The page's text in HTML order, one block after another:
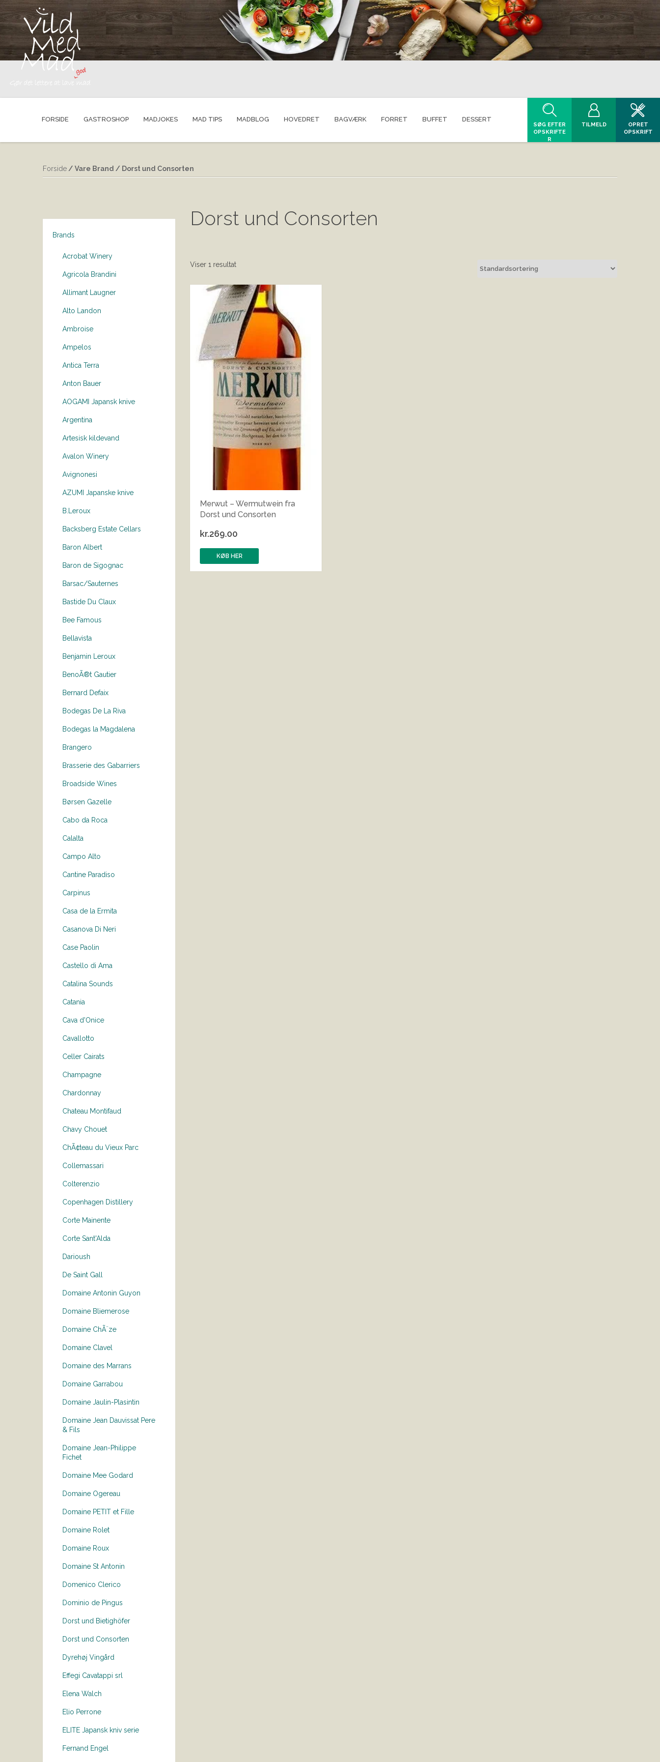
FORSIDE GASTROSHOP MADJOKES MAD TIPS MADBLOG HOVEDRET BAGVÆRK FORRET BUFFET DESSERT
SØG EFTER
OPSKRIFTE
R
TILMELD
OPRET
OPSKRIFT
Forside / Vare Brand / Dorst und Consorten
Brands
Acrobat Winery
Agricola Brandini
Allimant Laugner
Alto Landon
Ambroise
Ampelos
Antica Terra
Anton Bauer
AOGAMI Japansk knive
Argentina
Artesisk kildevand
Avalon Winery
Avignonesi
AZUMI Japanske knive
B.Leroux
Backsberg Estate Cellars
Baron Albert
Baron de Sigognac
Barsac/Sauternes
Bastide Du Claux
Bee Famous
Bellavista
Benjamin Leroux
BenoÃ®t Gautier
Bernard Defaix
Bodegas De La Riva
Bodegas la Magdalena
Brangero
Brasserie des Gabarriers
Broadside Wines
Børsen Gazelle
Cabo da Roca
Calalta
Campo Alto
Cantine Paradiso
Carpinus
Casa de la Ermita
Casanova Di Neri
Case Paolin
Castello di Ama
Catalina Sounds
Catania
Cava d'Onice
Cavallotto
Celler Cairats
Champagne
Chardonnay
Chateau Montifaud
Chavy Chouet
ChÃ¢teau du Vieux Parc
Collemassari
Colterenzio
Copenhagen Distillery
Corte Mainente
Corte Sant'Alda
Darioush
De Saint Gall
Domaine Antonin Guyon
Domaine Bliemerose
Domaine ChÃ¨ze
Domaine Clavel
Domaine des Marrans
Domaine Garrabou
Domaine Jaulin-Plasintin
Domaine Jean Dauvissat Pere
& Fils
Domaine Jean-Philippe
Fichet
Domaine Mee Godard
Domaine Ogereau
Domaine PETIT et Fille
Domaine Rolet
Domaine Roux
Domaine St Antonin
Domenico Clerico
Dominio de Pingus
Dorst und Bietighöfer
Dorst und Consorten
Dyrehøj Vingård
Effegi Cavatappi srl
Elena Walch
Elio Perrone
ELITE Japansk kniv serie
Fernand Engel
Dorst und Consorten
Viser 1 resultat
Merwut – Wermutwein fra
Dorst und Consorten
kr.269.00
KØB HER